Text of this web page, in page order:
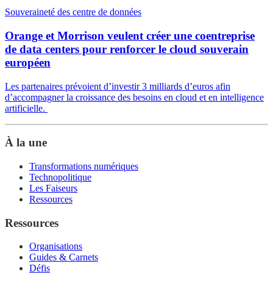
Souveraineté des centre de données
Orange et Morrison veulent créer une coentreprise
de data centers pour renforcer le cloud souverain
européen
Les partenaires prévoient d’investir 3 milliards d’euros afin
d’accompagner la croissance des besoins en cloud et en intelligence
artificielle.
À la une
Transformations numériques
Technopolitique
Les Faiseurs
Ressources
Ressources
Organisations
Guides & Carnets
Défis